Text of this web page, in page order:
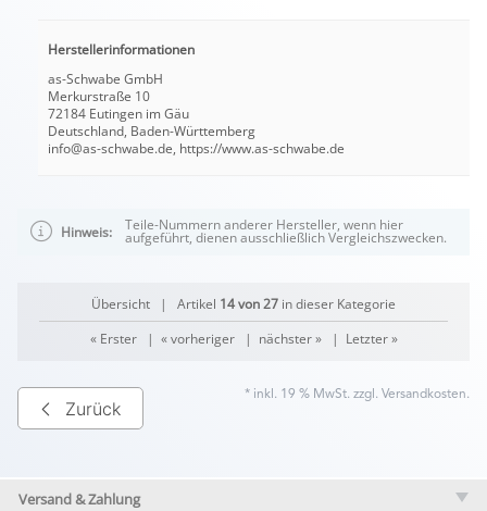
Herstellerinformationen
as-Schwabe GmbH
Merkurstraße 10
72184 Eutingen im Gäu
Deutschland, Baden-Württemberg
info@as-schwabe.de, https://www.as-schwabe.de
Hinweis: Teile-Nummern anderer Hersteller, wenn hier
aufgeführt, dienen ausschließlich Vergleichszwecken.
Übersicht | Artikel 14 von 27 in dieser Kategorie
« Erster| « vorheriger| nächster »| Letzter »
Zurück
* inkl. 19 % MwSt. zzgl. Versandkosten.
Versand & Zahlung